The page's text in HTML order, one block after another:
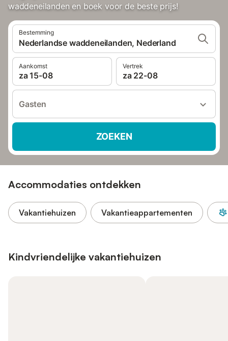
waddeneilanden en boek voor de beste prijs!
Bestemming
Nederlandse waddeneilanden, Nederland
Aankomst
za 15-08
Vertrek
za 22-08
Gasten
ZOEKEN
Accommodaties ontdekken
Vakantiehuizen Vakantieappartementen
Kindvriendelijke vakantiehuizen